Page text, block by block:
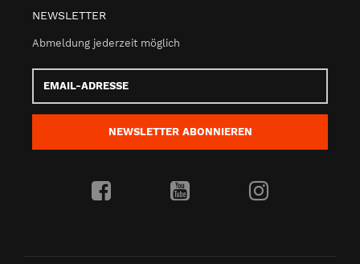
NEWSLETTER
Abmeldung jederzeit möglich
Adresse
NEWSLETTER ABONNIEREN